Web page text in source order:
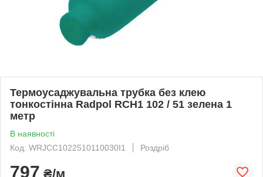
Термоусаджувальна трубка без клею
тонкостінна Radpol RCH1 102 / 51 зелена 1
метр
В наявності
Код: WRJCC1022510110030I1
Роздріб
797 ₴/м